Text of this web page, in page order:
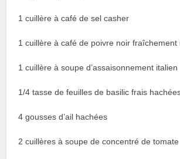
1 cuillère à café de sel casher
1 cuillère à café de poivre noir fraîchement
1 cuillère à soupe d’assaisonnement italien
1/4 tasse de feuilles de basilic frais
4 gousses d’ail hachées
2 cuillères à soupe de concentré de tomate